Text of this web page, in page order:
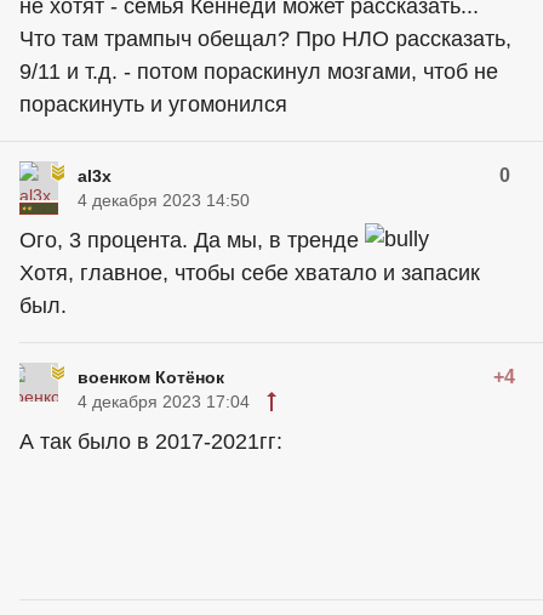
не хотят - семья Кеннеди может рассказать...
Что там трампыч обещал? Про НЛО рассказать,
9/11 и т.д. - потом пораскинул мозгами, чтоб не
пораскинуть и угомонился
al3x 0
4 декабря 2023 14:50
Ого, 3 процента. Да мы, в тренде
Хотя, главное, чтобы себе хватало и запасик
был.
военком Котёнок +4
4 декабря 2023 17:04
А так было в 2017-2021гг: